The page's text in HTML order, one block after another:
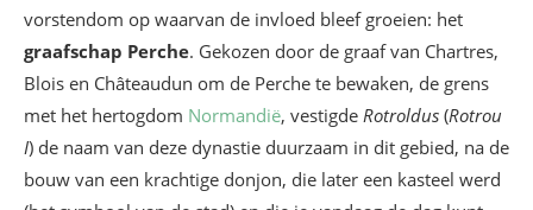
vorstendom op waarvan de invloed bleef groeien: het
graafschap Perche. Gekozen door de graaf van Chartres,
Blois en Châteaudun om de Perche te bewaken, de grens
met het hertogdom Normandië, vestigde Rotroldus (Rotrou
I) de naam van deze dynastie duurzaam in dit gebied, na de
bouw van een krachtige donjon, die later een kasteel werd